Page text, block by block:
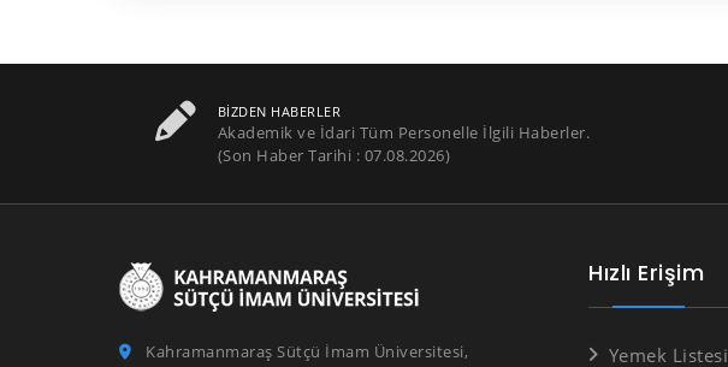
BIZDEN HABERLER
Akademik ve İdari Tüm Personelle İlgili Haberler.
(Son Haber Tarihi : 07.08.2026)
Kahramanmaraş Sütçü İmam Üniversitesi,
Hızlı Erişim
Yemek Listesi